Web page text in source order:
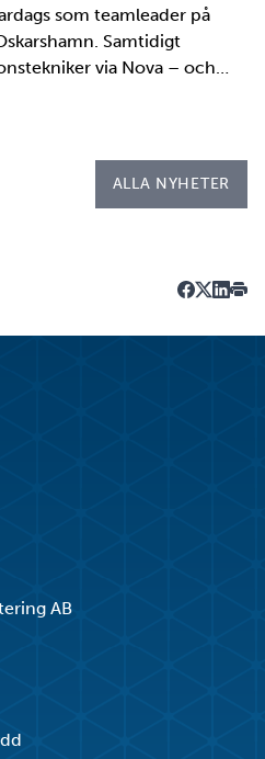
som teamleader på
Samtidigt
via Nova – och
både sin praktik, även
ALLA NYHETER
AB